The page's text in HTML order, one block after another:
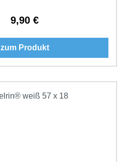
Regulärer Preis:
9,90 €
zum Produkt